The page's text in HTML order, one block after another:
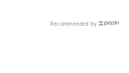
Recommended by